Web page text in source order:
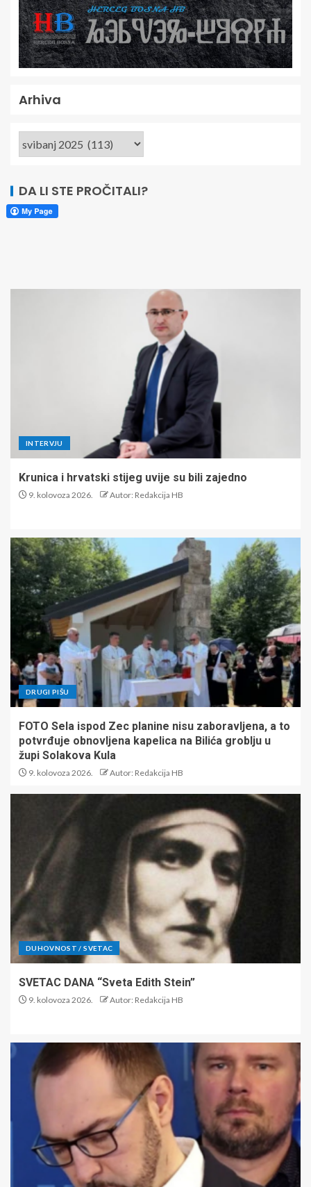
Arhiva
DA LI STE PROČITALI?
INTERVJU
Krunica i hrvatski stijeg uvije su bili zajedno
9. kolovoza 2026. Autor: Redakcija HB
DRUGI PIŠU
FOTO Sela ispod Zec planine nisu zaboravljena, a to
potvrđuje obnovljena kapelica na Bilića groblju u
župi Solakova Kula
9. kolovoza 2026. Autor: Redakcija HB
DUHOVNOST / SVETAC
SVETAC DANA “Sveta Edith Stein”
9. kolovoza 2026. Autor: Redakcija HB